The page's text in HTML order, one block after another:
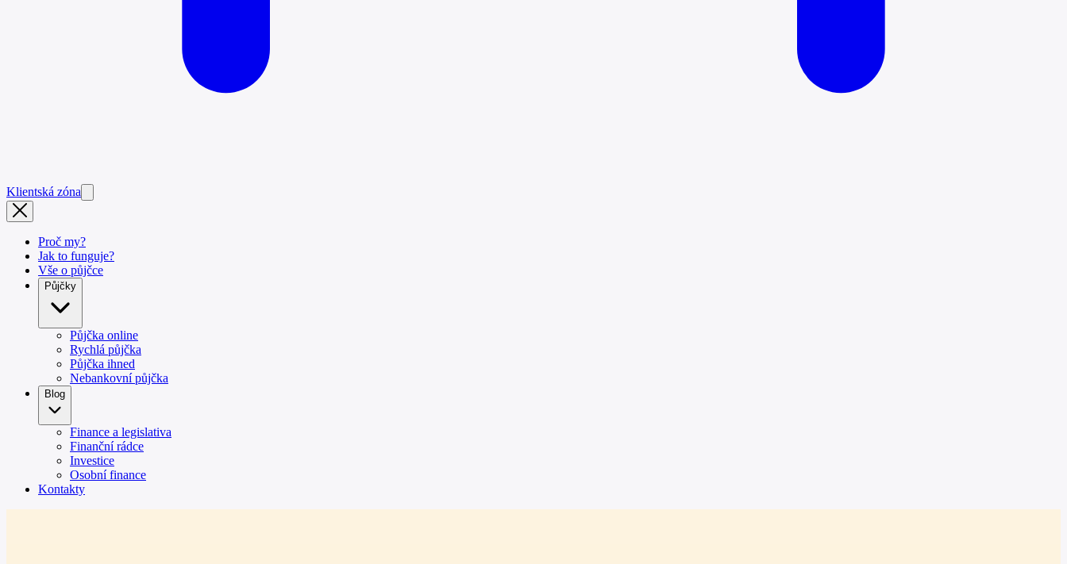
Klientská zóna
Proč my?
Jak to funguje?
Vše o půjčce
Půjčky
Půjčka online
Rychlá půjčka
Půjčka ihned
Nebankovní půjčka
Blog
Finance a legislativa
Finanční rádce
Investice
Osobní finance
Kontakty